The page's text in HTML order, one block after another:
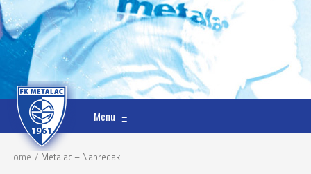
Menu ≡
Home Metalac – Napredak